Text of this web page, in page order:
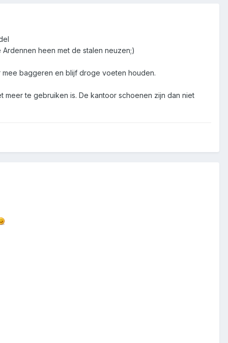
heen met de stalen neuzen;)
baggeren en blijf droge voeten houden.
te gebruiken is. De kantoor schoenen zijn dan niet